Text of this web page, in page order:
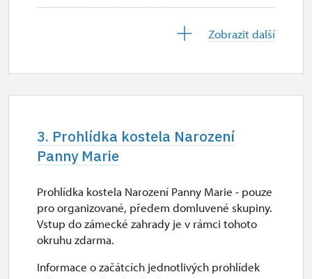
30. 10.
9.00 – 15.30
uzavřen
2027
Zobrazit další
3. Prohlídka kostela Narození
Panny Marie
Prohlídka kostela Narození Panny Marie - pouze
pro organizované, předem domluvené skupiny.
Vstup do zámecké zahrady je v rámci tohoto
okruhu zdarma.
Informace o začátcích jednotlivých prohlídek